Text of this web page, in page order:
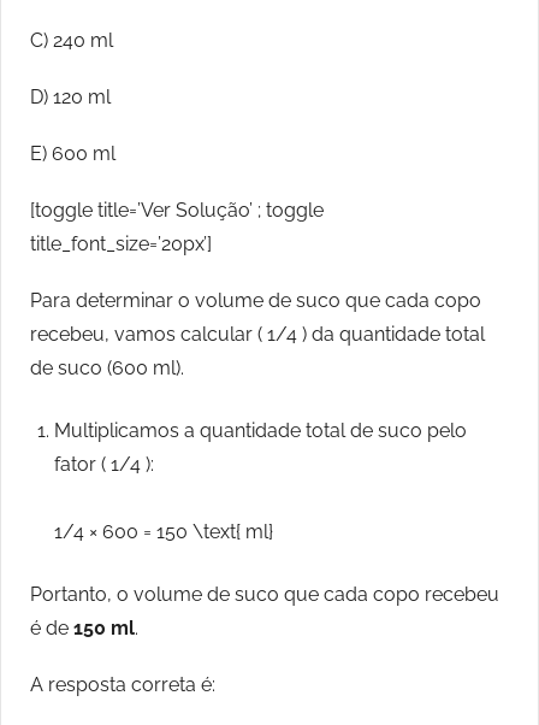
C) 240 ml
D) 120 ml
E) 600 ml
[toggle title=’Ver Solução’ ; toggle
title_font_size=’20px’]
Para determinar o volume de suco que cada copo
recebeu, vamos calcular ( 1/4 ) da quantidade total
de suco (600 ml).
Multiplicamos a quantidade total de suco pelo
fator ( 1/4 ):
1/4 × 600 = 150 \text{ ml}
Portanto, o volume de suco que cada copo recebeu
é de 150 ml.
A resposta correta é: